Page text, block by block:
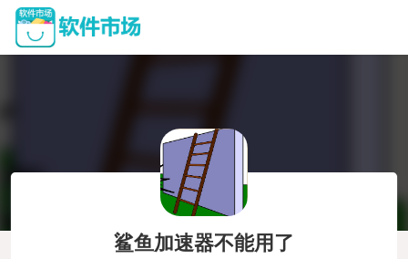
鲨鱼加速器不能用了